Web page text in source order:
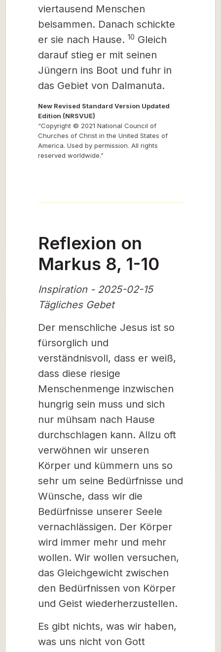
viertausend Menschen
beisammen. Danach schickte
er sie nach Hause. 10 Gleich
darauf stieg er mit seinen
Jüngern ins Boot und fuhr in
das Gebiet von Dalmanuta.
New Revised Standard Version Updated
Edition (NRSVUE)
“Copyright © 2021 National Council of
Churches of Christ in the United States of
America. Used by permission. All rights
reserved worldwide.”
Reflexion on
Markus 8, 1-10
Inspiration - 2025-02-15
Tägliches Gebet
Der menschliche Jesus ist so
fürsorglich und
verständnisvoll, dass er weiß,
dass diese riesige
Menschenmenge inzwischen
hungrig sein muss und sich
nur mühsam nach Hause
durchschlagen kann. Allzu oft
verwöhnen wir unseren
Körper und kümmern uns so
sehr um seine Bedürfnisse und
Wünsche, dass wir die
Bedürfnisse unserer Seele
vernachlässigen. Der Körper
wird immer mehr und mehr
wollen. Wir wollen versuchen,
das Gleichgewicht zwischen
den Bedürfnissen von Körper
und Geist wiederherzustellen.
Es gibt nichts, was wir haben,
was uns nicht von Gott